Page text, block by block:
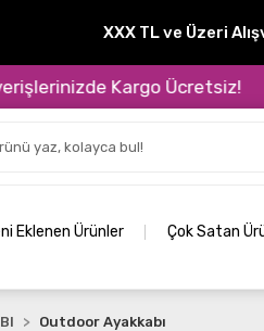
XXX TL ve Üzeri
Kargo Ücretsiz!
Eklenen Ürünler Çok Satan
Outdoor Ayakkabı